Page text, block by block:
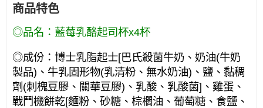
商品特色
◎品名：藍莓乳酪起司杯x4杯
◎成份：博士乳脂起士[巴氏殺菌牛奶、奶油(牛奶
製品)、牛乳固形物(乳清粉、無水奶油)、鹽、黏稠
劑(刺槐豆膠、關華豆膠)、乳酸、乳酸菌]、雞蛋、
戰鬥機餅乾[麵粉、砂糖、棕櫚油、葡萄糖、食鹽、